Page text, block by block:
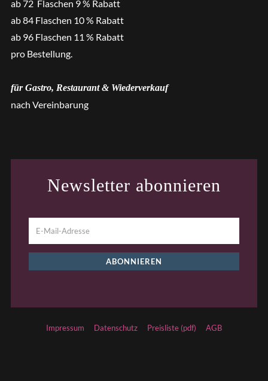
ab 72 Flaschen 9 % Rabatt
ab 84 Flaschen 10 % Rabatt
ab 96 Flaschen 11 % Rabatt
pro Bestellung.
für Gastro, Restaurant & Wiederverkauf
nach Vereinbarung
Newsletter abonnieren
Impressum Datenschutz Preisliste (pdf) AGB